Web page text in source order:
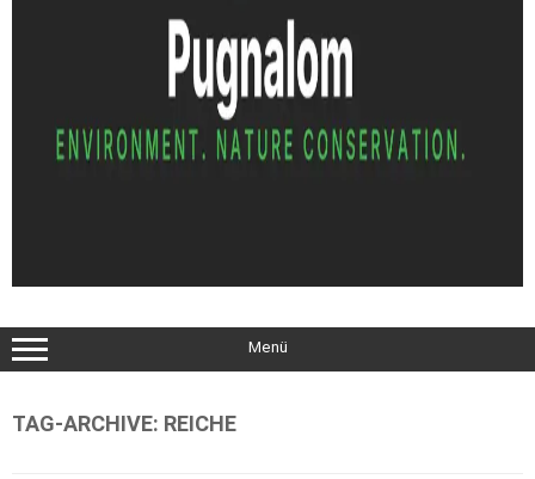
Menü
TAG-ARCHIVE: REICHE